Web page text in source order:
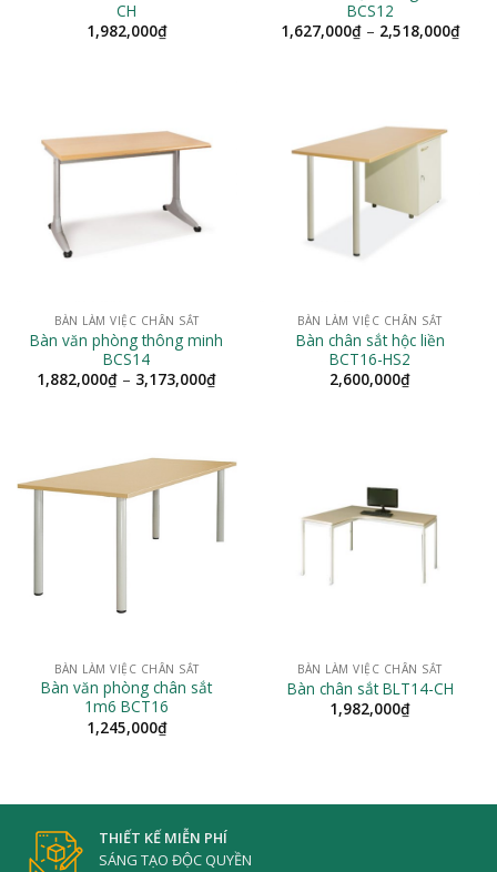
CH
1,982,000₫
BCS12
1,627,000₫ – 2,518,000₫
giá:
BÀN LÀM VIỆC CHÂN SẮT
Bàn văn phòng thông minh
BCS14
1,882,000₫ – 3,173,000₫Khoảng
BÀN LÀM VIỆC CHÂN SẮT
Bàn chân sắt hộc liền
BCT16-HS2
2,600,000₫
BÀN LÀM VIỆC CHÂN SẮT
Bàn văn phòng chân sắt
1m6 BCT16
1,245,000₫
BÀN LÀM VIỆC CHÂN SẮT
Bàn chân sắt BLT14-CH
1,982,000₫
THIẾT KẾ MIỄN PHÍ
SÁNG TẠO ĐỘC QUYỀN